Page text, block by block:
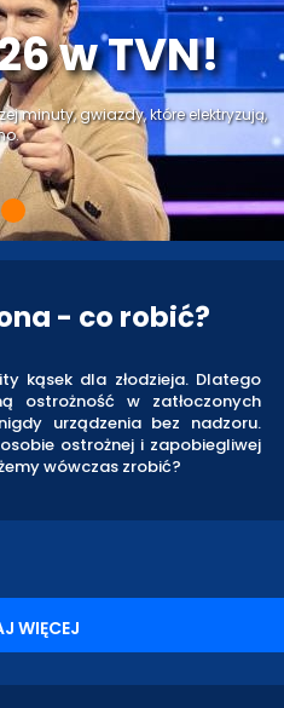
w TVN!
minuty, gwiazdy, które elektryzują,
- co robić?
kąsek dla złodzieja. Dlatego
ostrożność w zatłoczonych
urządzenia bez nadzoru.
ostrożnej i zapobiegliwej
wówczas zrobić?
WIĘCEJ